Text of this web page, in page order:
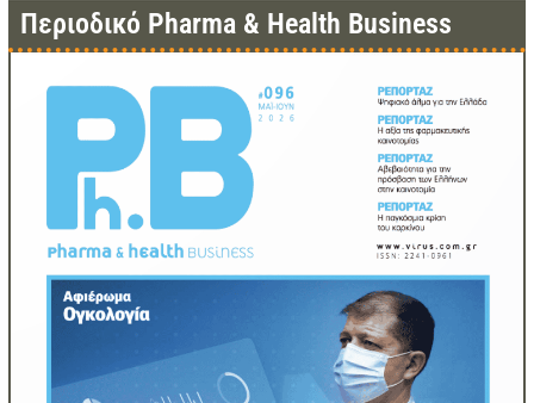
Περιοδικό Pharma & Health Business